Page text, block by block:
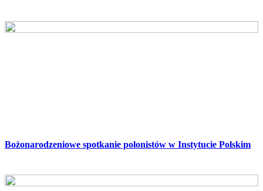
Bożonarodzeniowe spotkanie polonistów w Instytucie Polskim